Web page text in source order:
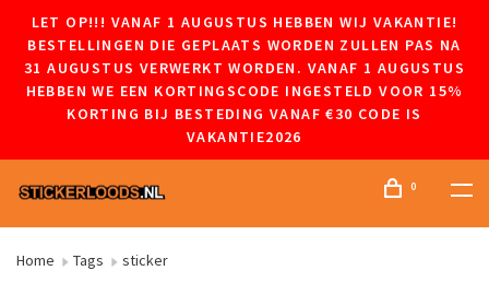
LET OP!!! VANAF 1 AUGUSTUS HEBBEN WIJ VAKANTIE!
BESTELLINGEN DIE GEPLAATS WORDEN ZULLEN PAS NA
31 AUGUSTUS VERWERKT WORDEN. VANAF 1 AUGUSTUS
HEBBEN WE EEN KORTINGSCODE INGESTELD VOOR 15%
KORTING BIJ BESTEDING VANAF €30 CODE IS
VAKANTIE2026
0
Home Tags sticker